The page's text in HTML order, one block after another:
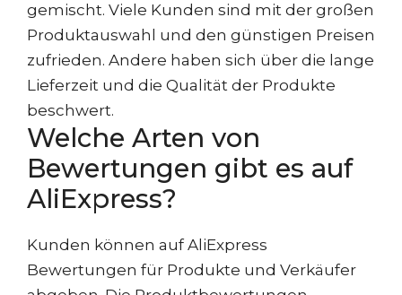
gemischt. Viele Kunden sind mit der großen
Produktauswahl und den günstigen Preisen
zufrieden. Andere haben sich über die lange
Lieferzeit und die Qualität der Produkte
beschwert.
Welche Arten von
Bewertungen gibt es auf
AliExpress?
Kunden können auf AliExpress
Bewertungen für Produkte und Verkäufer